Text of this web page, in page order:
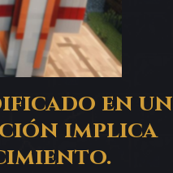
en un
implica